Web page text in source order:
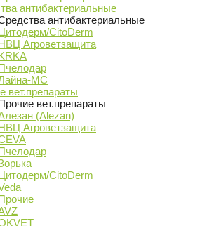
антибактериальные
антибактериальные
CitoDerm
Агроветзащита
МС
вет.препараты
вет.препараты
(Alezan)
Агроветзащита
CitoDerm